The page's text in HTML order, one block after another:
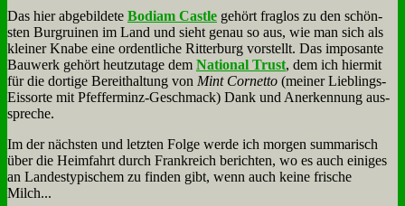
Das hier ab­ge­bil­de­te Bo­diam Cast­le ge­hört frag­los zu den schön­
sten Burg­rui­nen im Land und sieht ge­nau so aus, wie man sich als
klei­ner Kna­be ei­ne or­dent­li­che Rit­ter­burg vor­stellt. Das im­po­san­te
Bau­werk ge­hört heut­zu­ta­ge dem Na­tio­nal Trust, dem ich hier­mit
für die dor­ti­ge Be­reit­hal­tung von Mint Cor­net­to (mei­ner Lieb­lings-
Eis­sor­te mit Pfef­fer­minz-Ge­schmack) Dank und An­er­ken­nung aus­
spre­che.
Im der näch­sten und letz­ten Fol­ge wer­de ich mor­gen sum­ma­risch
über die Heim­fahrt durch Frank­reich be­rich­ten, wo es auch ei­ni­ges
an Lan­des­ty­pi­schem zu fin­den gibt, wenn auch kei­ne fri­sche
Milch...